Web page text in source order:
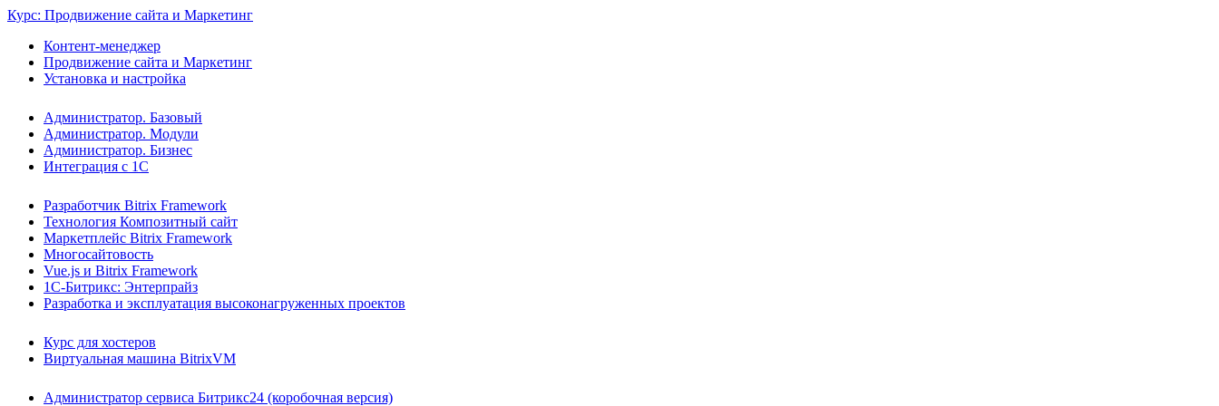
Курс: Продвижение сайта и Маркетинг
Контент-менеджер
Продвижение сайта и Маркетинг
Установка и настройка
Администратор. Базовый
Администратор. Модули
Администратор. Бизнес
Интеграция с 1С
Разработчик Bitrix Framework
Технология Композитный сайт
Маркетплейс Bitrix Framework
Многосайтовость
Vue.js и Bitrix Framework
1С-Битрикс: Энтерпрайз
Разработка и эксплуатация высоконагруженных проектов
Курс для хостеров
Виртуальная машина BitrixVM
Администратор сервиса Битрикс24 (коробочная версия)